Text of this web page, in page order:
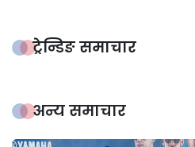
ट्रेन्डिङ समाचार
अन्य समाचार